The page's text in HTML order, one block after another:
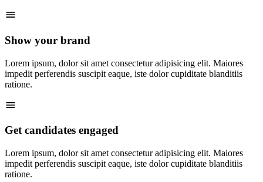
Show your brand
Lorem ipsum, dolor sit amet consectetur adipisicing elit. Maiores
impedit perferendis suscipit eaque, iste dolor cupiditate blanditiis
ratione.
Get candidates engaged
Lorem ipsum, dolor sit amet consectetur adipisicing elit. Maiores
impedit perferendis suscipit eaque, iste dolor cupiditate blanditiis
ratione.